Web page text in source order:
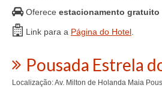
Oferece estacionamento gratuito
Link para a Página do Hotel
Pousada Estrela
Localização: Av. Milton de Holanda Maia